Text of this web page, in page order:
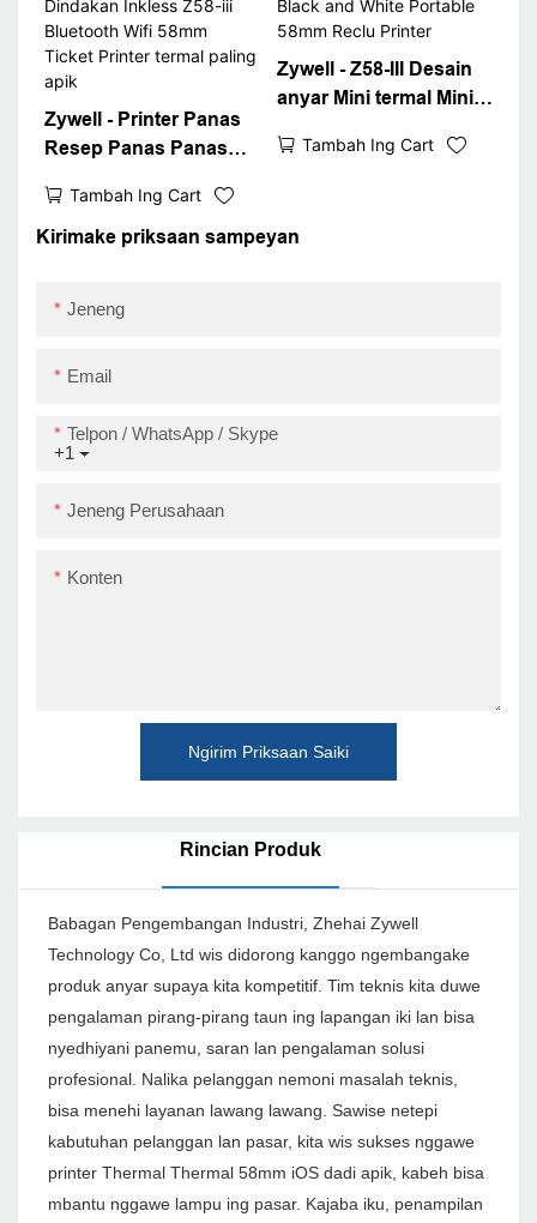
Zywell - Printer Panas
Resep Panas Panas
Inkless Z58-iii
Bluetooth Wifi 58mm
Tambah Ing Cart
Zywell - Z58-III Desain
anyar Mini termal Mini
Portable 58mm Reclu
Tambah Ing Cart
Kirimake priksaan sampeyan
Jeneng
Email
+1
Telpon / WhatsApp / Skype
Jeneng Perusahaan
Konten
Ngirim Priksaan Saiki
Rincian Produk
Babagan Pengembangan Industri, Zhehai Zywell
Technology Co, Ltd wis didorong kanggo ngembangake
produk anyar supaya kita kompetitif. Tim teknis kita duwe
pengalaman pirang-pirang taun ing lapangan iki lan bisa
nyedhiyani panemu, saran lan pengalaman solusi
profesional. Nalika pelanggan nemoni masalah teknis,
bisa menehi layanan lawang lawang. Sawise netepi
kabutuhan pelanggan lan pasar, kita wis sukses nggawe
printer Thermal Thermal 58mm iOS dadi apik, kabeh bisa
mbantu nggawe lampu ing pasar. Kajaba iku, penampilan